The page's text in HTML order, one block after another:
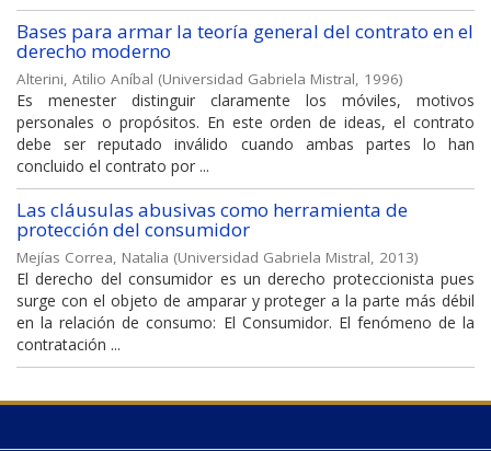
Bases para armar la teoría general del contrato en el
derecho moderno
Alterini, Atilio Aníbal (Universidad Gabriela Mistral, 1996)
Es menester distinguir claramente los móviles, motivos
personales o propósitos. En este orden de ideas, el contrato
debe ser reputado inválido cuando ambas partes lo han
concluido el contrato por ...
Las cláusulas abusivas como herramienta de
protección del consumidor
Mejías Correa, Natalia (Universidad Gabriela Mistral, 2013)
El derecho del consumidor es un derecho proteccionista pues
surge con el objeto de amparar y proteger a la parte más débil
en la relación de consumo: El Consumidor. El fenómeno de la
contratación ...